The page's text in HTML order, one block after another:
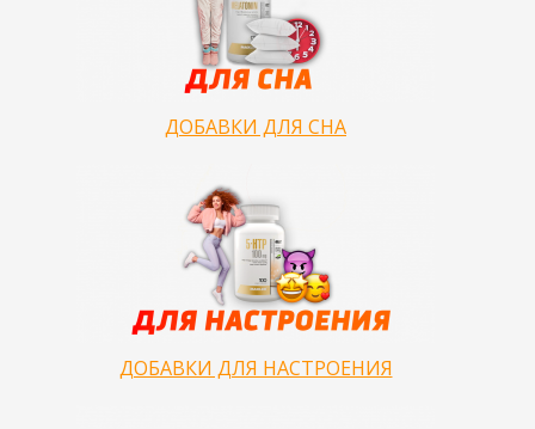
ДОБАВКИ ДЛЯ СНА
ДОБАВКИ ДЛЯ НАСТРОЕНИЯ